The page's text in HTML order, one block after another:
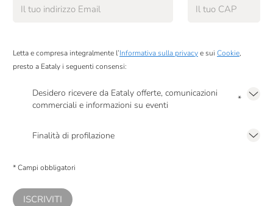
Letta e compresa integralmente l’Informativa sulla privacye sui Cookie,
presto a Eataly i seguenti consensi:
Desidero ricevere da Eataly offerte, comunicazioni
commerciali e informazioni su eventi
*
Finalità di profilazione
comunicazioni commerciali personalizzate, in caso di consenso prestato ai
* Campi obbligatori
ISCRIVITI